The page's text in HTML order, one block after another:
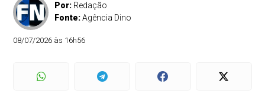
Por: Redação
Fonte:Agência Dino
08/07/2026 às 16h56